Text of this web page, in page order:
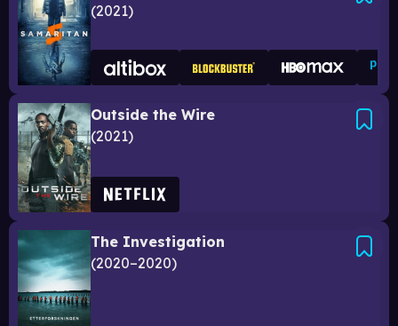
2021
Outside the Wire
2021
The Investigation
2020–2020